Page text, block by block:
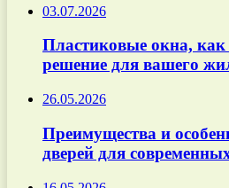
03.07.2026
Пластиковые окна, как
решение для вашего
26.05.2026
Преимущества и
дверей для